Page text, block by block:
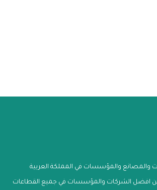
والمصانع والمؤسسات في المملكة العربية
افضل الشركات والمؤسسات في جميع القطاعات